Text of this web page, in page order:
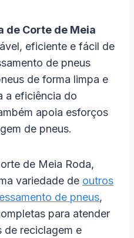
de Corte de Meia
eficiente e fácil de
de pneus
de forma limpa e
a eficiência do
apoia esforços
de pneus.
de Meia Roda,
variedade de outros
de pneus,
para atender
de reciclagem e